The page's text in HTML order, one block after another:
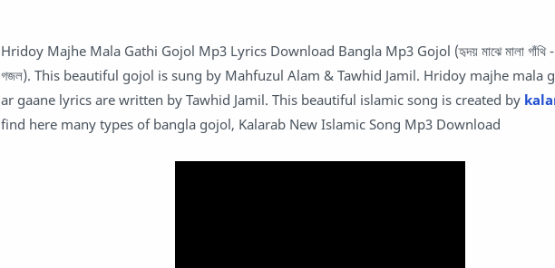
Hridoy Majhe Mala Gathi Gojol Mp3 Lyrics Download Bangla Mp3 Gojol (হৃদয় মাঝে মালা গাঁথি -
গজল). This beautiful gojol is sung by Mahfuzul Alam & Tawhid Jamil. Hridoy majhe mala
ar gaane lyrics are written by Tawhid Jamil. This beautiful islamic song is created by
find here many types of bangla gojol, Kalarab New Islamic Song Mp3 Download